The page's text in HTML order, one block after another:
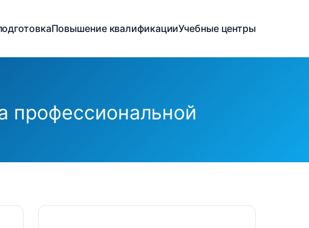
Повышение квалификацииУчебные центры
профессиональной